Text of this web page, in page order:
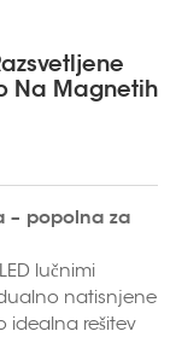
Na Magnetih
– popolna za
lučnimi
natisnjene
idealna rešitev